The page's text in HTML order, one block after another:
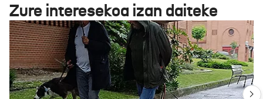
Zure interesekoa izan daiteke